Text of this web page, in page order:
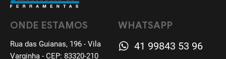
ONDE ESTAMOS
Rua das Guianas, 196 - Vila
Varginha - CEP: 83320-210
WHATSAPP
41 99843 53 96